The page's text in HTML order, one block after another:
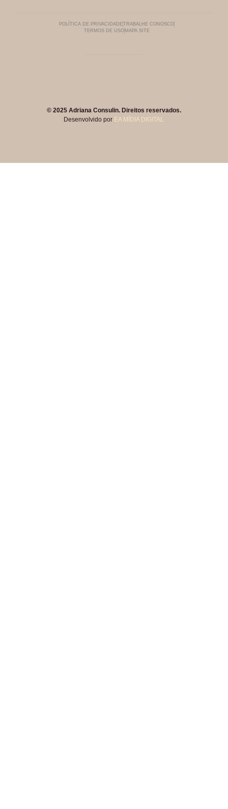
POLÍTICA DE PRIVACIDADE TRABALHE CONOSCO
TERMOS DE USO MAPA SITE
© 2025 Adriana Consulin. Direitos reservados.
Desenvolvido por EA MÍDIA DIGITAL